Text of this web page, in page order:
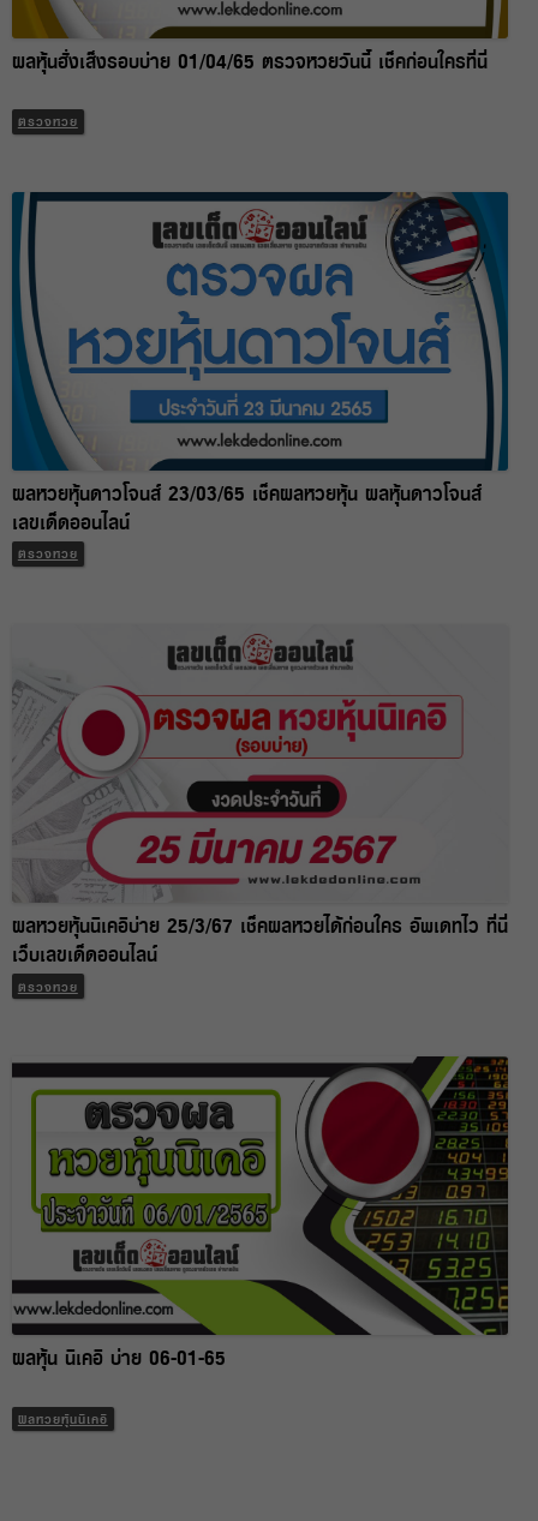
ผลหุ้นฮั่งเส็งรอบบ่าย 01/04/65 ตรวจหวยวันนี้ เช็คก่อนใครที่นี่
ตรวจหวย
ผลหวยหุ้นดาวโจนส์ 23/03/65 เช็คผลหวยหุ้น ผลหุ้นดาวโจนส์
เลขเด็ดออนไลน์
ตรวจหวย
ผลหวยหุ้นนิเคอิบ่าย 25/3/67 เช็คผลหวยได้ก่อนใคร อัพเดทไว ที่นี่
เว็บเลขเด็ดออนไลน์
ตรวจหวย
ผลหุ้น นิเคอิ บ่าย 06-01-65
ผลหวยหุ้นนิเคอิ